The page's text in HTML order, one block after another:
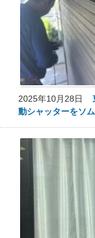
2025年10月28日
動シャッターをソ